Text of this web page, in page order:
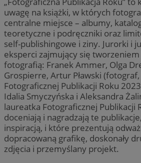
uwagę na książki, w których
centralne miejsce – albumy,
teoretyczne i podręczniki oraz
self-publishingowe i ziny. Jurorki i
eksperci zajmujący się
fotografią: Franek Ammer, Olga
Grospierre, Artur Pławski
Fotograficznej Publikacji Roku
Idalia Smyczyńska i Aleksandra
laureatka Fotograficznej Publikacji
doceniają i nagradzają te
inspiracją, i które prezentują
dopracowaną grafikę, doskonały
zdjęcia i przemyślany projekt.